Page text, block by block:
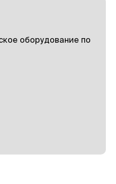
оборудование по